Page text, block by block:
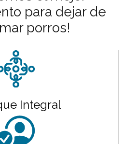
para dejar de
porros!
Integral